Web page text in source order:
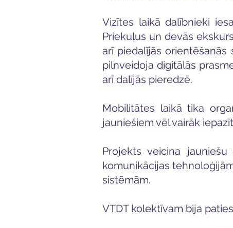
Vizītes laikā dalībnieki
Priekuļus un devās
arī piedalījās orientēšanās
pilnveidoja digitālās
arī dalījās pieredzē.
Mobilitātes laikā tika
jauniešiem vēl vairāk
Projekts veicina
komunikācijas
sistēmām.
VTDT kolektīvam bija